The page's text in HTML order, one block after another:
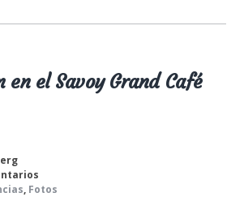
en el Savoy Grand Café
, Fotos